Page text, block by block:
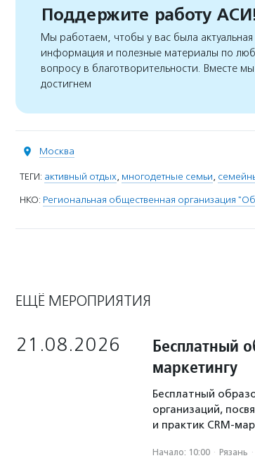
Поддержите работу
Мы работаем, чтобы у вас была актуальная
информация и полезные материалы по
вопросу в благотворительности. Вместе мы
достигнем
Москва
ТЕГИ: активный отдых, многодетные семьи,
НКО: Региональная общественная организация
ЕЩЁ МЕРОПРИЯТИЯ
21.08.2026
Бесплатный
маркетингу
Бесплатный
организаций,
и практик CRM-
Начало: 10:00 · Рязань ·